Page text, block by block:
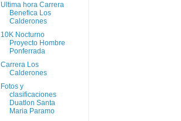
Ultima hora Carrera
Benefica Los
Calderones
10K Nocturno
Proyecto Hombre
Ponferrada
Carrera Los
Calderones
Fotos y
clasificaciones
Duatlon Santa
Maria Paramo